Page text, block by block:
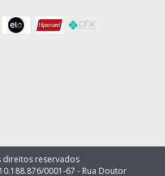
direitos reservados
0001-67 - Rua Doutor